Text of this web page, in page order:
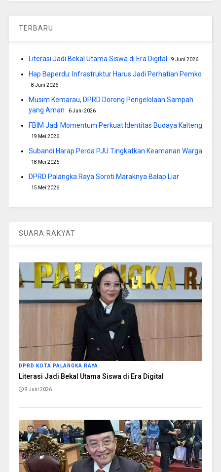
TERBARU
Literasi Jadi Bekal Utama Siswa di Era Digital 9 Juni 2026
Hap Baperdu: Infrastruktur Harus Jadi Perhatian Pemko
8 Juni 2026
Musim Kemarau, DPRD Dorong Pengelolaan Sampah
yang Aman
6 Juni 2026
FBIM Jadi Momentum Perkuat Identitas Budaya Kalteng
19 Mei 2026
Subandi Harap Perda PJU Tingkatkan Keamanan Warga
18 Mei 2026
DPRD Palangka Raya Soroti Maraknya Balap Liar
15 Mei 2026
SUARA RAKYAT
DPRD KOTA PALANGKA RAYA
Literasi Jadi Bekal Utama Siswa di Era Digital
9 Juni 2026